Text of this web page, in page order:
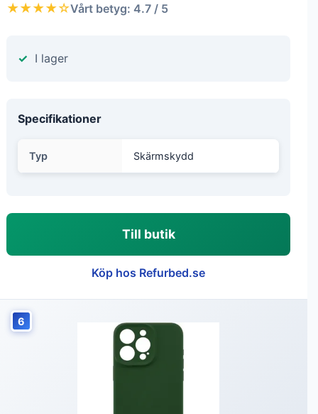
★★★★☆Vårt betyg: 4.7 / 5
I lager
Specifikationer
Typ Skärmskydd
Till butik
Köp hos Refurbed.se
6